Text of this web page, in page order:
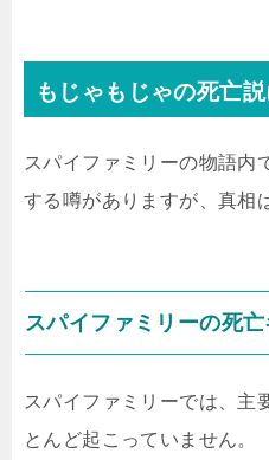
もじゃもじゃの死亡
スパイファミリーの物語内
する噂がありますが、真相
スパイファミリーの死
スパイファミリーでは、主
とんど起こっていません。